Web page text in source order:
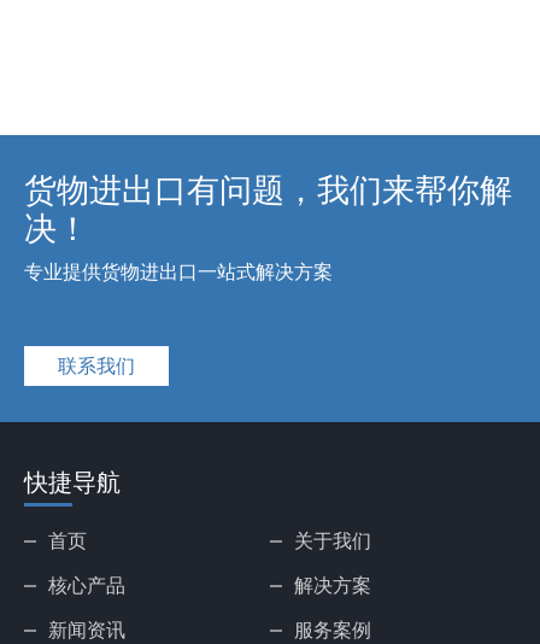
货物进出口有问题，我们来帮你解
决！
专业提供货物进出口一站式解决方案
联系我们
快捷导航
首页
关于我们
核心产品
解决方案
新闻资讯
服务案例